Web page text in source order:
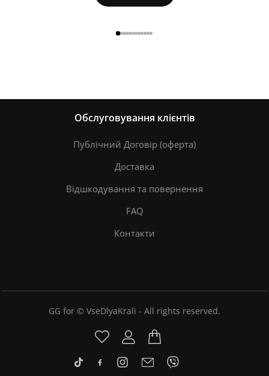
Обслуговування клієнтів
Публічний Договір (оферта)
Доставка
Відшкодування та повернення
FAQ
Контакти
GG for © VseDlyaKrali - All rights reserved.